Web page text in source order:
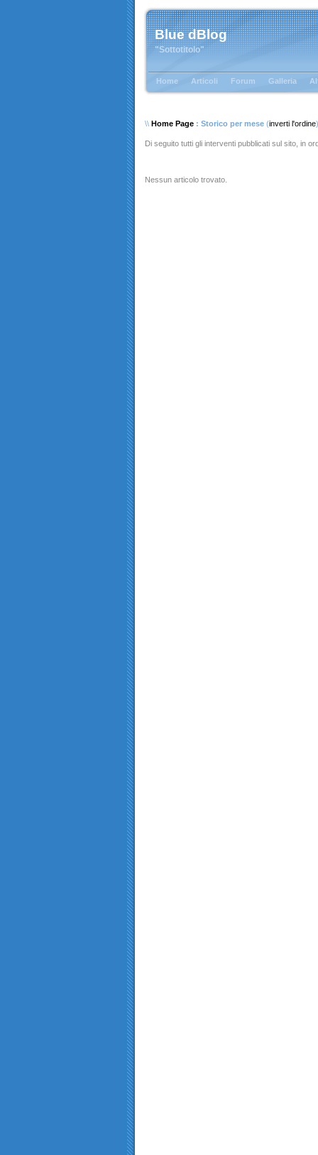
Blue dBlog
"Sottotitolo"
Home Articoli Forum Galleria
\\ Home Page : Storico per mese (inverti l'ordine)
Di seguito tutti gli interventi pubblicati sul sito, in
Nessun articolo trovato.